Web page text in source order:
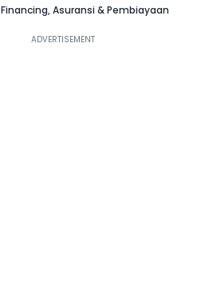
Financing, Asuransi & Pembiayaan